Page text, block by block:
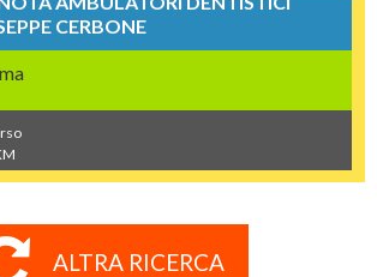
CERBONE
ALTRA RICERCA